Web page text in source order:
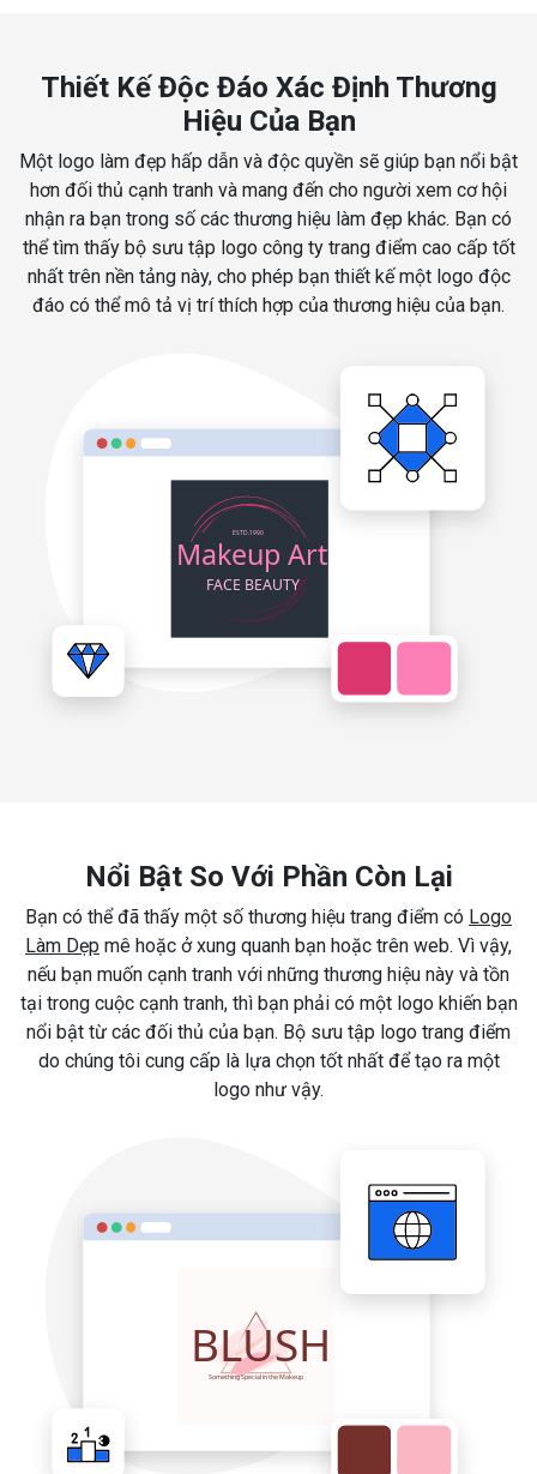
Thiết Kế Độc Đáo Xác Định Thương
Hiệu Của Bạn
Một logo làm đẹp hấp dẫn và độc quyền sẽ giúp bạn nổi bật
hơn đối thủ cạnh tranh và mang đến cho người xem cơ hội
nhận ra bạn trong số các thương hiệu làm đẹp khác. Bạn có
thể tìm thấy bộ sưu tập logo công ty trang điểm cao cấp tốt
nhất trên nền tảng này, cho phép bạn thiết kế một logo độc
đáo có thể mô tả vị trí thích hợp của thương hiệu của bạn.
Nổi Bật So Với Phần Còn Lại
Bạn có thể đã thấy một số thương hiệu trang điểm có Logo
Làm Dẹp mê hoặc ở xung quanh bạn hoặc trên web. Vì vậy,
nếu bạn muốn cạnh tranh với những thương hiệu này và tồn
tại trong cuộc cạnh tranh, thì bạn phải có một logo khiến bạn
nổi bật từ các đối thủ của bạn. Bộ sưu tập logo trang điểm
do chúng tôi cung cấp là lựa chọn tốt nhất để tạo ra một
logo như vậy.